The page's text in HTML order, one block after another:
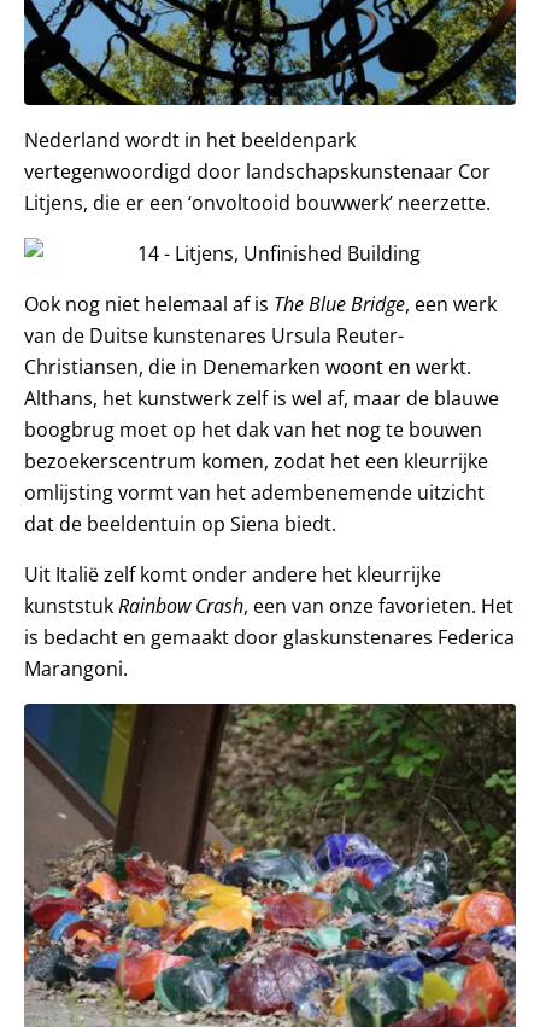
Nederland wordt in het beeldenpark
vertegenwoordigd door landschapskunstenaar Cor
Litjens, die er een ‘onvoltooid bouwwerk’ neerzette.
Ook nog niet helemaal af is The Blue Bridge, een werk
van de Duitse kunstenares Ursula Reuter-
Christiansen, die in Denemarken woont en werkt.
Althans, het kunstwerk zelf is wel af, maar de blauwe
boogbrug moet op het dak van het nog te bouwen
bezoekerscentrum komen, zodat het een kleurrijke
omlijsting vormt van het adembenemende uitzicht
dat de beeldentuin op Siena biedt.
Uit Italië zelf komt onder andere het kleurrijke
kunststukRainbow Crash, een van onze favorieten. Het
is bedacht en gemaakt door glaskunstenares Federica
Marangoni.